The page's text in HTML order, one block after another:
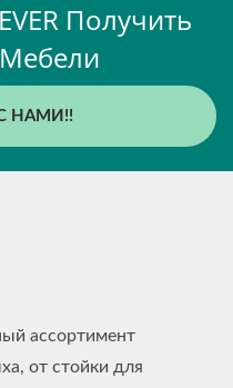
Получить
НАМИ!!
ассортимент
от стойки для